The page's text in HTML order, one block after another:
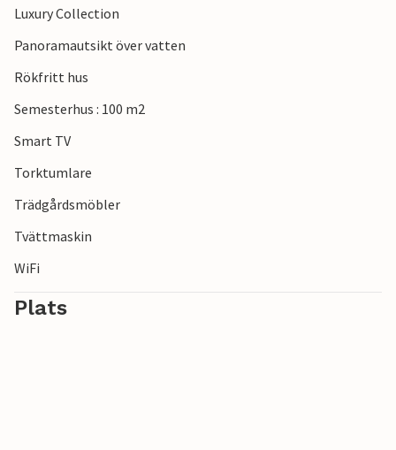
semesterhus.
Luxury Collection
Panoramautsikt över vatten
Rökfritt hus
Semesterhus : 100 m2
Smart TV
Torktumlare
Trädgårdsmöbler
Tvättmaskin
WiFi
Plats